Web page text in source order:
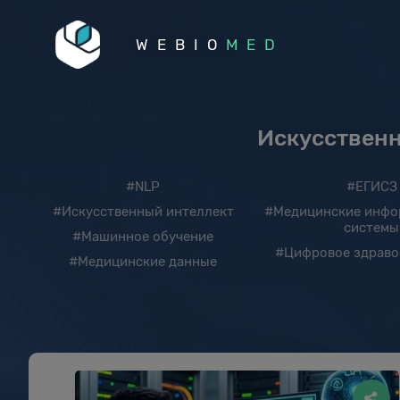
WEBIO MED
#NLP
#Искусственный интеллект
#Машинное обучение
#Медицинские данные
#ЕГИСЗ
#Медицинские
системы
#Цифровое